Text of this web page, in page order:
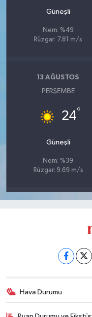
Güneşli
Nem: %49
Rüzgar: 7.81 m/s
13 AĞUSTOS
PERŞEMBE
24°
Güneşli
Nem: %39
Rüzgar: 9.69 m/s
Hava Durumu